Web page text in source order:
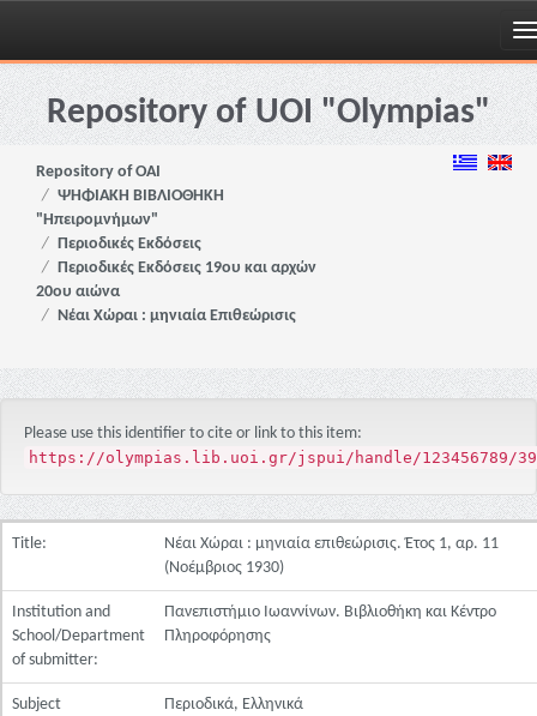
Skip
navigationRepository of UOI "Olympias"
Repository of OAI
ΨΗΦΙΑΚΗ ΒΙΒΛΙΟΘΗΚΗ
"Ηπειρομνήμων"
Περιοδικές Εκδόσεις
Περιοδικές Εκδόσεις 19ου και αρχών
20ου αιώνα
Νέαι Χώραι : μηνιαία Επιθεώρισις
Please use this identifier to cite or link to this item:
https://olympias.lib.uoi.gr/jspui/handle/123456789/
Title:
Νέαι Χώραι : μηνιαία επιθεώρισις. Έτος 1, αρ. 11
(Νοέμβριος 1930)
Institution and
School/Department
of submitter:
Πανεπιστήμιο Ιωαννίνων. Βιβλιοθήκη και Κέντρο
Πληροφόρησης
Subject
Περιοδικά, Ελληνικά